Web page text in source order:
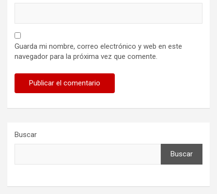
Guarda mi nombre, correo electrónico y web en este
navegador para la próxima vez que comente.
Buscar
Buscar